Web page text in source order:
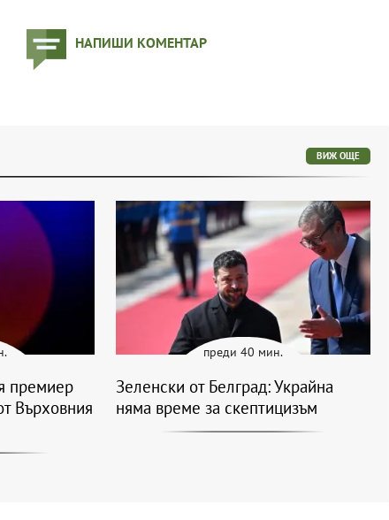
НАПИШИ КОМЕНТАР
ВИЖ ОЩЕ
премиер
Върховния
преди 40 мин.
Зеленски от Белград: Украйна
няма време за скептицизъм